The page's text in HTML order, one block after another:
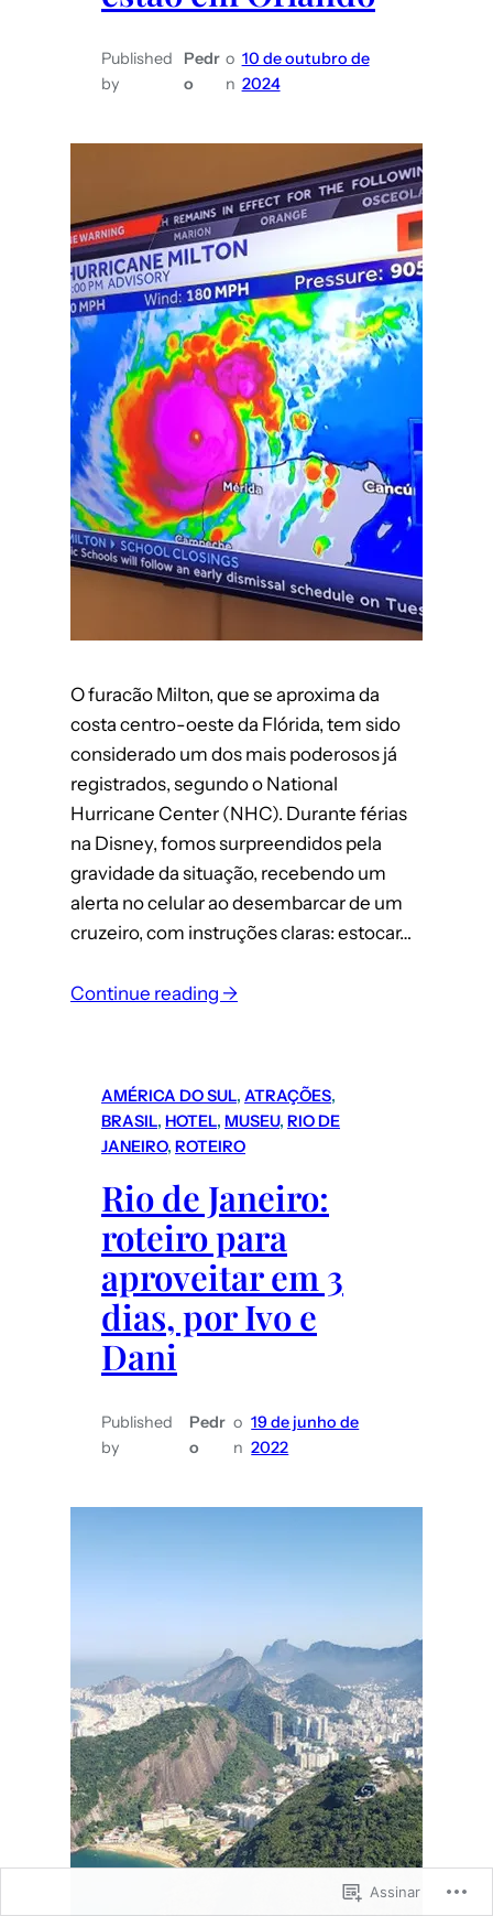
Published
by
Pedr
o
o
n
10 de outubro de
2024
O furacão Milton, que se aproxima da
costa centro-oeste da Flórida, tem sido
considerado um dos mais poderosos já
registrados, segundo o National
Hurricane Center (NHC). Durante férias
na Disney, fomos surpreendidos pela
gravidade da situação, recebendo um
alerta no celular ao desembarcar de um
cruzeiro, com instruções claras: estocar…
Continue reading →:
potencial
para
a
Florida:
o
relato
de
estão
AMÉRICA DO SUL, ATRAÇÕES
BRASIL, HOTEL, MUSEU, RIO DE
JANEIRO, ROTEIRO
Rio de Janeiro:
roteiro para
aproveitar em 3
dias, por Ivo e
Dani
Published
by
Pedr
o
o
n
19 de junho de
2022
Assinar